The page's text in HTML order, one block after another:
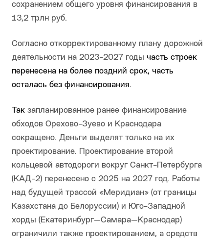
сохранением общего уровня финансирования в
13,2 трлн руб.
Согласно откорректированному плану дорожной
деятельности на 2023-2027 годы часть строек
перенесена на более поздний срок, часть
осталась без финансирования.
Так запланированное ранее финансирование
обходов Орехово-Зуево и Краснодара
сокращено. Деньги выделят только на их
проектирование. Проектирование второй
кольцевой автодороги вокруг Санкт-Петербурга
(КАД-2) перенесено с 2025 на 2027 год. Работы
над будущей трассой «Меридиан» (от границы
Казахстана до Белоруссии) и Юго-Западной
хорды (Екатеринбург—Самара—Краснодар)
ограничили также проектированием, а средств